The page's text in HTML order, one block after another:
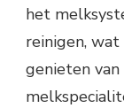
het
reinigen,
genieten